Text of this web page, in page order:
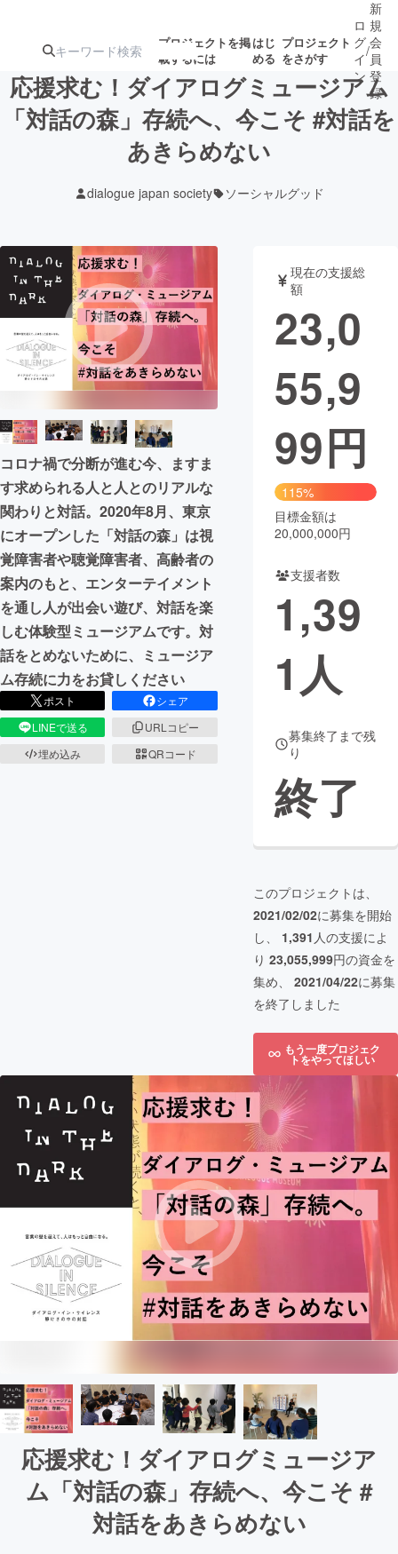
プロジェクトを掲
載するには
はじ
める
プロジェクト
をさがす
注目の新着プロ
ジェクト
募集終了が近いプ
ロジェクト
テクノロジー・ガジェット
映像・映画 書籍・雑誌
ビジネス・起業 チャレンジ
まちづくり・地域活性化
CAMPFIRE for Social Good
CAMPFIRE Creation
CAMPFIREふるさと納税machi-ya コミュニティ
ロ
グ
イ
ン
/
新
規
会
員
登
録
応援求む！ダイアログミュージアム
「対話の森」存続へ、今こそ #対話を
あきらめない
dialogue japan society ソーシャルグッド
コロナ禍で分断が進む今、ますま
す求められる人と人とのリアルな
関わりと対話。2020年8月、東京
にオープンした「対話の森」は視
覚障害者や聴覚障害者、高齢者の
案内のもと、エンターテイメント
を通し人が出会い遊び、対話を楽
しむ体験型ミュージアムです。対
話をとめないために、ミュージア
ム存続に力をお貸しください
ポスト
シェア
LINEで送る
URLコピー
埋め込み
QRコード
現在の支援総
額
23,0
55,9
99円
115%
目標金額は
20,000,000円
支援者数
1,39
1人
募集終了まで残
り
終了
このプロジェクトは、
2021/02/02に募集を開始
し、 1,391 人の支援によ
り 23,055,999円の資金を
集め、 2021/04/22に募集
を終了しました
もう一度プロジェク
トをやってほしい
応援求む！ダイアログミュージア
ム「対話の森」存続へ、今こそ #
対話をあきらめない